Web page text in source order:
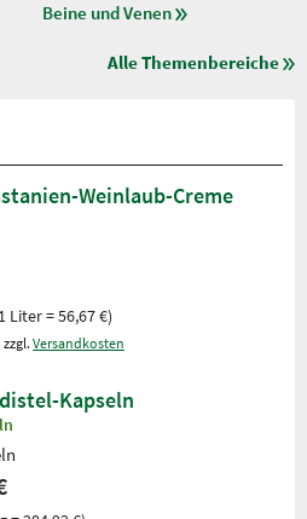
Beine und Venen
Alle Themenbereiche
Weinlaub-Creme
Liter = 56,67 €)
Versandkosten
Kapseln